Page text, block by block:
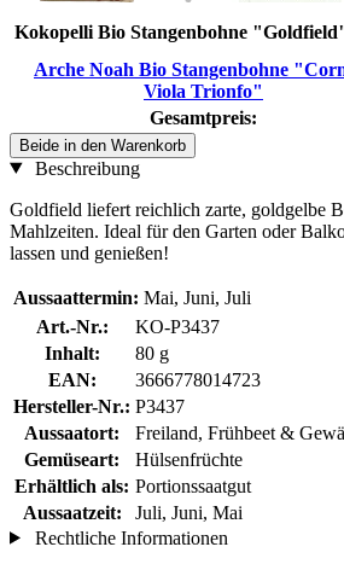
Kokopelli Bio Stangenbohne
Arche Noah Bio Stangenbohne
Viola Trionfo"
Gesamtpreis:
Beide in den Warenkorb
Beschreibung
Goldfield liefert reichlich zarte, goldgelbe
Mahlzeiten. Ideal für den Garten oder
lassen und genießen!
Aussaattermin: Mai, Juni, Juli
Art.-Nr.:
KO-P3437
Inhalt:
80 g
EAN:
3666778014723
Hersteller-Nr.: P3437
Aussaatort:
Freiland, Frühbeet &
Gemüseart:
Hülsenfrüchte
Erhältlich als: Portionssaatgut
Aussaatzeit:
Juli, Juni, Mai
Rechtliche Informationen